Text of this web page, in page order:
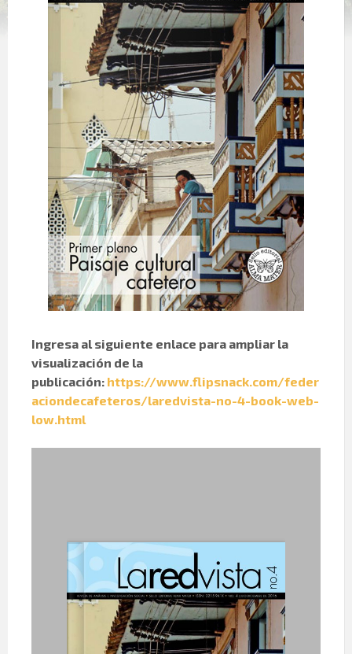
Ingresa al siguiente enlace para ampliar la
visualización de la
publicación: https://www.flipsnack.com/feder
aciondecafeteros/laredvista-no-4-book-web-
low.html